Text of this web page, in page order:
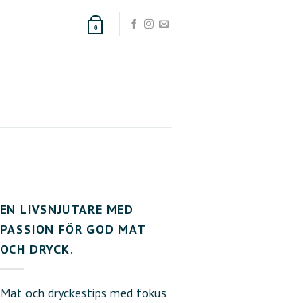
0
EN LIVSNJUTARE MED
PASSION FÖR GOD MAT
OCH DRYCK.
Mat och dryckestips med fokus